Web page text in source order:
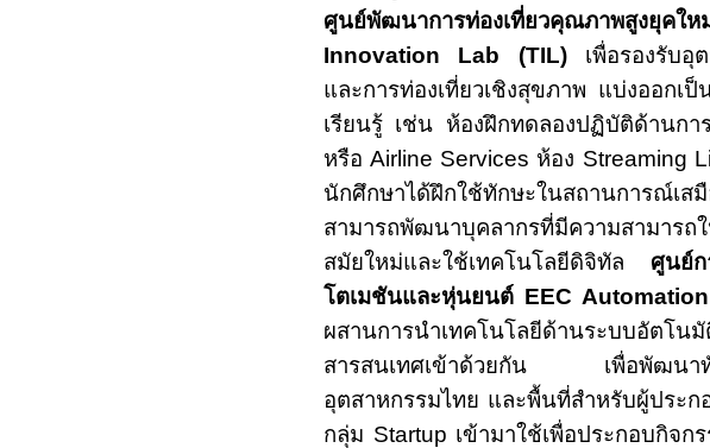
ศูนย์พัฒนาการท่องเที่ยวคุณภาพสูงยุค
Innovation Lab (TIL)
เพื่อรองรับอุ
และการท่องเที่ยวเชิงสุขภาพ แบ่งออก
เรียนรู้ เช่น ห้องฝึกทดลองปฏิบัติด้านกา
หรือAirline Services ห้อง Streaming
นักศึกษาได้ฝึกใช้ทักษะในสถานการณ์เส
สามารถพัฒนาบุคลากรที่มีความสามารถ
สมัยใหม่และใช้เทคโนโลยีดิจิทัล ศูนย์
โตเมชันและหุ่นยนต์ EEC
ผสานการนำเทคโนโลยีด้านระบบอัต
สารสนเทศเข้าด้วยกัน เพื่อพัฒนาทัก
อุตสาหกรรมไทย และพื้นที่สำหรับผู้ประก
กลุ่ม Startup เข้ามาใช้เพื่อประกอบกิจ